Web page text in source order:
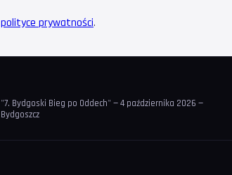
polityce prywatności.
"7. Bydgoski Bieg po Oddech" — 4 października 2026 —
Bydgoszcz